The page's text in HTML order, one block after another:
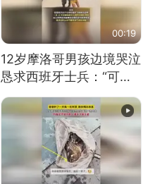
00:19
12岁摩洛哥男孩边境哭泣
恳求西班牙士兵：“可不
可以不要把我遣返回国”